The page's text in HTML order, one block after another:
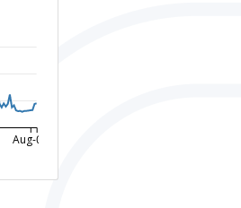
Aug-06